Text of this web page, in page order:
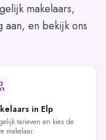
makelaars,
en bekijk ons
in Elp
tarieven en kies de
makelaar.